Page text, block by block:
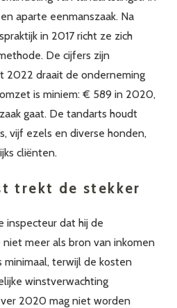
aparte eenmanszaak. Na
in 2017 richt ze zich
De cijfers zijn
2022 draait de onderneming
is miniem: € 589 in 2020,
gaat. De tandarts houdt
vijf ezels en diverse honden,
cliënten.
trekt de stekker
inspecteur dat hij de
meer als bron van inkomen
terwijl de kosten
winstverwachting
2020 mag niet worden